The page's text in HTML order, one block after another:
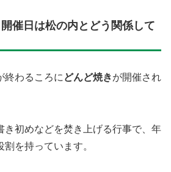
催日は松の内とどう関係して
終わるころに どんど焼きが開催され
き初めなどを焚き上げる行事で、年
を持っています。